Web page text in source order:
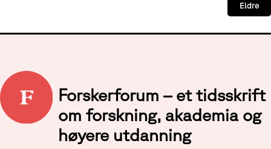
Eldre
Forskerforum – et tidsskrift
om forskning, akademia og
høyere utdanning